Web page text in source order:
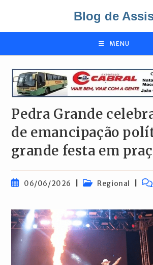
o
Blog de
MENU
Pedra Grande
de emancipação
grande festa em
Post06/06/2026
Categoria
Regional